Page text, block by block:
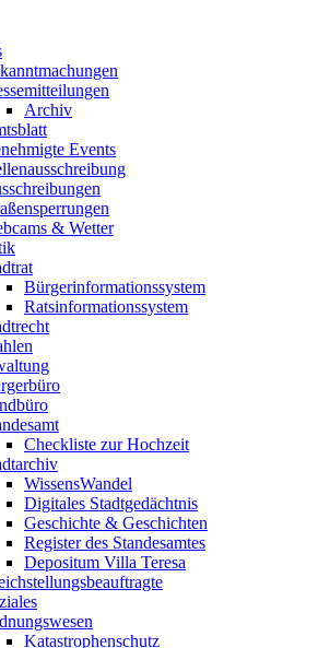
Archiv
Events
& Wetter
Bürgerinformationssystem
Ratsinformationssystem
Checkliste zur Hochzeit
WissensWandel
Digitales Stadtgedächtnis
Geschichte & Geschichten
Register des Standesamtes
Depositum Villa Teresa
Katastrophenschutz